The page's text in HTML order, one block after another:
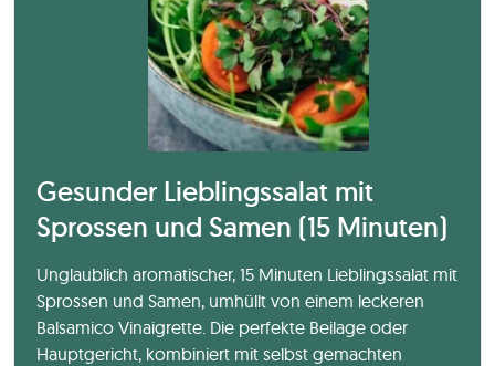
Gesunder Lieblingssalat mit
Sprossen und Samen (15 Minuten)
Unglaublich aromatischer, 15 Minuten Lieblingssalat mit
Sprossen und Samen, umhüllt von einem leckeren
Balsamico Vinaigrette. Die perfekte Beilage oder
Hauptgericht, kombiniert mit selbst gemachten